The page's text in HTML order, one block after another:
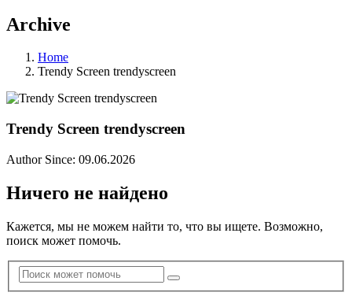
Archive
Home
Trendy Screen trendyscreen
Trendy Screen trendyscreen
Author Since: 09.06.2026
Ничего не найдено
Кажется, мы не можем найти то, что вы ищете. Возможно,
поиск может помочь.